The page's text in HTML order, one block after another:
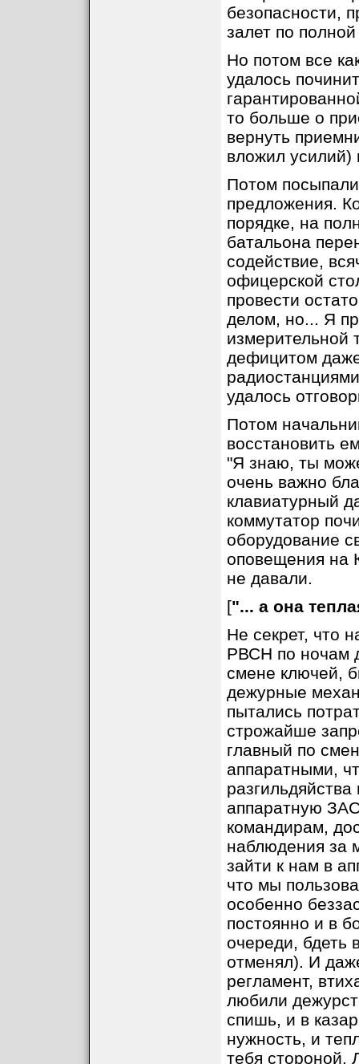
безопасности,
залет по
Но потом все
удалось
то больше о
вернуть
вложил усилий)
Потом
предложения.
порядке, на
батальона
содействие,
офицерской
провести
делом, но... Я
измерительной
дефицитом
удалось
Потом
восстановить
"Я знаю, ты
очень важно
клавиатурный
коммутатор
оборудование
оповещения на
не давали.
["... а она
Не секрет, что
РВСН по ночам
смене ключей,
дежурные
пытались
строжайше
главный по
аппаратными,
аппаратную
командирам,
наблюдения за
зайти к нам в
что мы
особенно
постоянно и в
очереди, бдеть
отменял). И
регламент,
любили
спишь, и в
нужность, и
тебя стороной.